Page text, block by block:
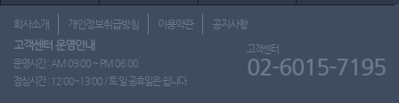
회사소개 개인정보취급방침 이용약관 공지사항
고객센터 운영안내
운영시간 : AM 09:00 ~ PM 06:00
점심시간 : 12:00~13:00 / 토.일.공휴일은 쉽니다.
고객센터
02-6015-7195